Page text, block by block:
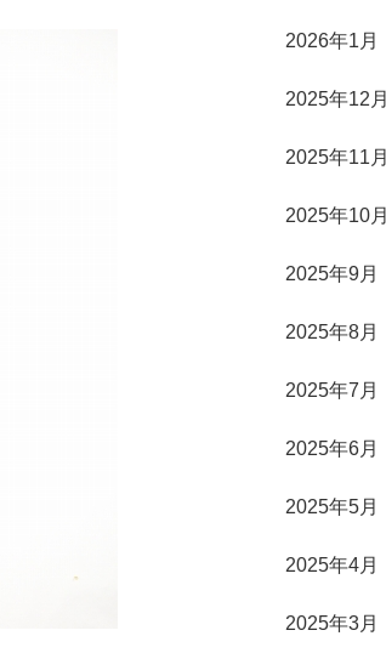
2026年1月
2025年12月
2025年11月
2025年10月
2025年9月
2025年8月
2025年7月
2025年6月
2025年5月
2025年4月
2025年3月